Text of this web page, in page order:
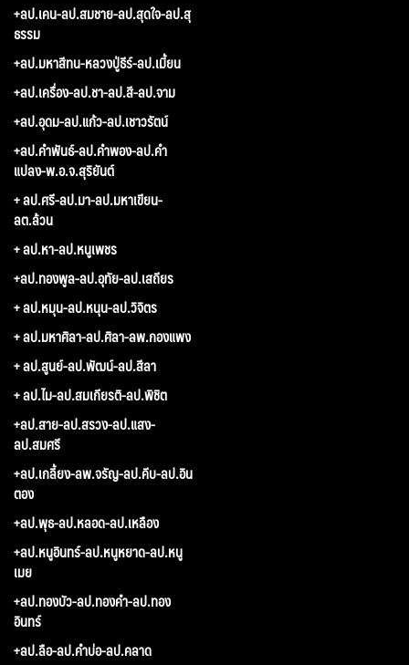
+ลป.เคน-ลป.สมชาย-ลป.สุดใจ-ลป.สุ
ธรรม
+ลป.มหาสีทน-หลวงปู่ธีร์-ลป.เมี้ยน
+ลป.เครื่อง-ลป.ชา-ลป.สี-ลป.จาม
+ลป.อุดม-ลป.แก้ว-ลป.เชาวรัตน์
+ลป.คำพันธ์-ลป.คำพอง-ลป.คำ
แปลง-พ.อ.จ.สุริยันต์
+ ลป.ศรี-ลป.มา-ลป.มหาเขียน-
ลต.ล้วน
+ ลป.หา-ลป.หนูเพชร
+ลป.ทองพูล-ลป.อุทัย-ลป.เสถียร
+ ลป.หมุน-ลป.หนุน-ลป.วิจิตร
+ ลป.มหาศิลา-ลป.ศิลา-ลพ.กองแพง
+ ลป.สูนย์-ลป.พัฒน์-ลป.สีลา
+ ลป.ไม-ลป.สมเกียรติ-ลป.พิชิต
+ลป.สาย-ลป.สรวง-ลป.แสง-
ลป.สมศรี
+ลป.เกลี้ยง-ลพ.จรัญ-ลป.คีบ-ลป.อิน
ตอง
+ลป.พุธ-ลป.หลอด-ลป.เหลือง
+ลป.หนูอินทร์-ลป.หนูหยาด-ลป.หนู
เมย
+ลป.ทองบัว-ลป.ทองคำ-ลป.ทอง
อินทร์
+ลป.ลือ-ลป.คำบ่อ-ลป.คลาด